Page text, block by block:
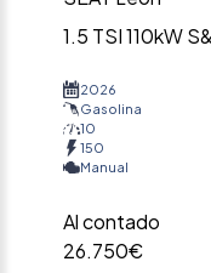
1.5 TSI 110kW
2026
Gasolina
10
150
Manual
Al contado
26.750€